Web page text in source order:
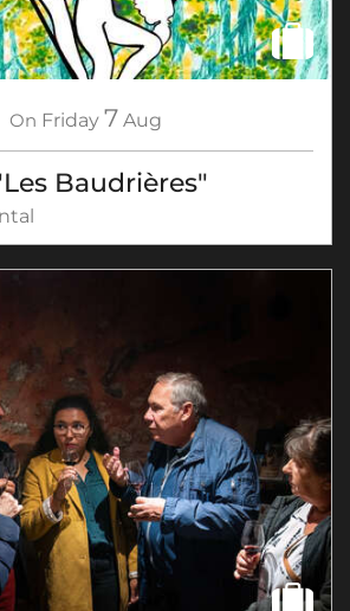
On Friday 7 Aug
Baudrières"